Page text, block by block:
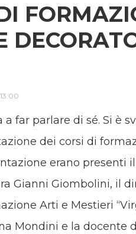
far parlare di sé. Si è
dei corsi di
erano presenti
Gianni Giombolini, il
Arti e Mestieri
Mondini e la docente